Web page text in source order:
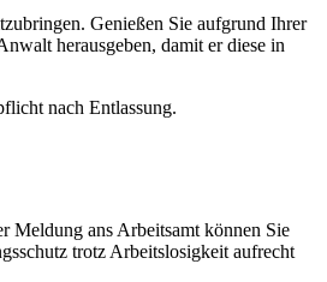
Genießen Sie aufgrund Ihrer
herausgeben, damit er diese in
nach Entlassung.
Meldung ans Arbeitsamt können Sie
trotz Arbeitslosigkeit aufrecht